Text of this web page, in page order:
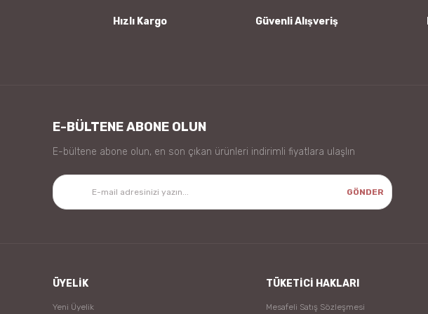
Hızlı Kargo Güvenli Alışveriş
E-BÜLTENE ABONE OLUN
E-bültene abone olun, en son çıkan ürünleri indirimli fiyatlara ulaşlın
GÖNDER
ÜYELİK
Yeni Üyelik
TÜKETİCİ HAKLARI
Mesafeli Satış Sözleşmesi